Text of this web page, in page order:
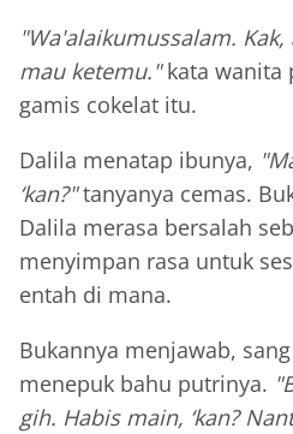
"Wa'alaikumussalam.
mau ketemu."kata wanita
gamis cokelat itu.
Dalila menatap ibunya,
‘kan?"tanyanya cemas.
Dalila merasa bersalah
menyimpan rasa untuk
entah di mana.
Bukannya menjawab,
menepuk bahu putrinya.
gih. Habis main, ‘kan?